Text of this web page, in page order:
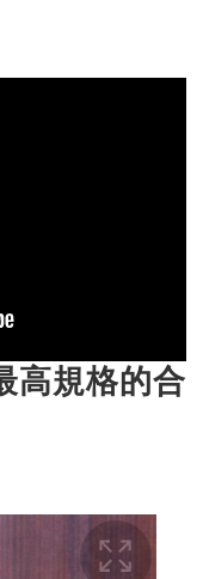
高規格的合